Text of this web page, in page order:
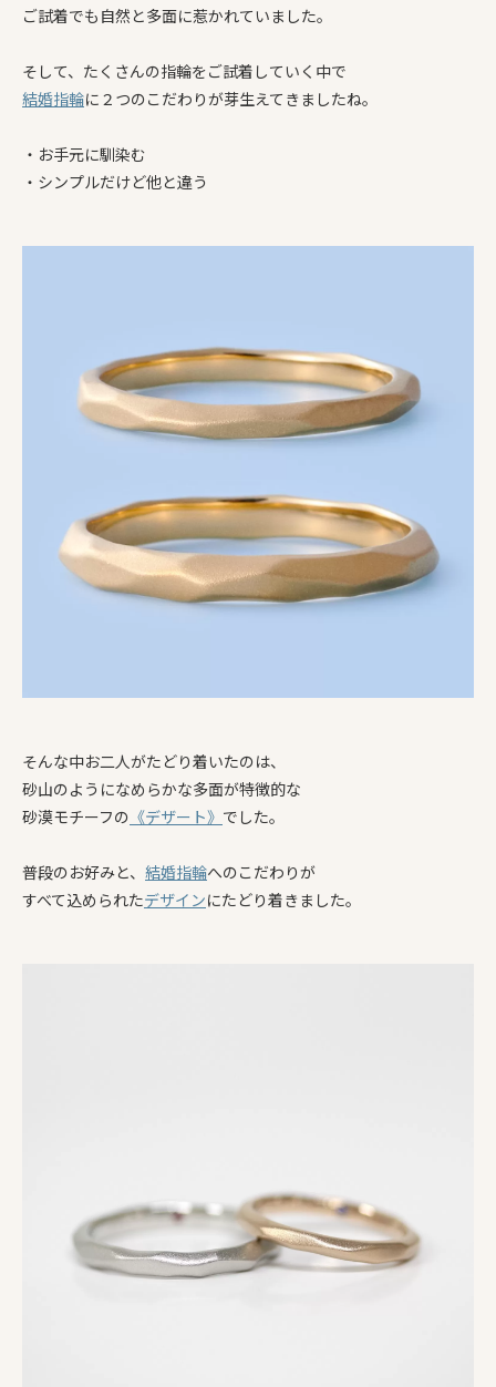
ご試着でも自然と多面に惹かれていました。
そして、たくさんの指輪をご試着していく中で
結婚指輪に２つのこだわりが芽生えてきましたね。
・お手元に馴染む
・シンプルだけど他と違う
そんな中お二人がたどり着いたのは、
砂山のようになめらかな多面が特徴的な
砂漠モチーフの 《デザート》 でした。
普段のお好みと、 結婚指輪へのこだわりが
すべて込められたデザインにたどり着きました。